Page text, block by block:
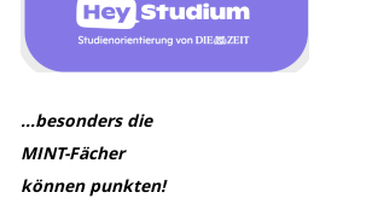
...besonders die
MINT-Fächer
können punkten!